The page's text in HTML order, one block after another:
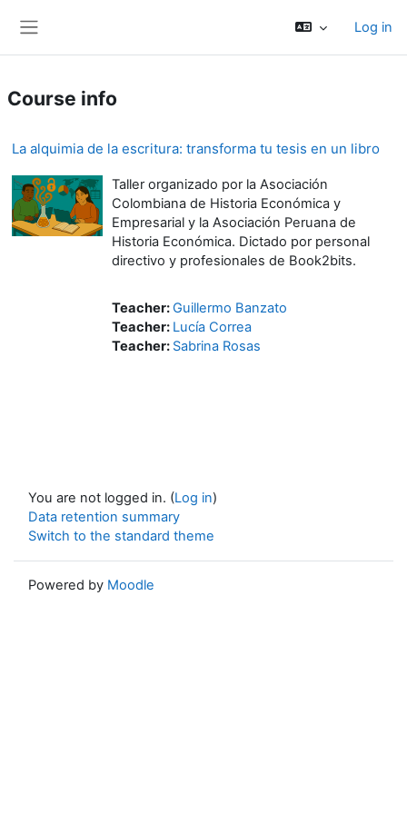
Log in
Course info
La alquimia de la escritura: transforma tu tesis en un libro
Taller organizado por la Asociación
Colombiana de Historia Económica y
Empresarial y la Asociación Peruana de
Historia Económica. Dictado por personal
directivo y profesionales de Book2bits.
Teacher:Guillermo Banzato
Teacher: Lucía Correa
Teacher: Sabrina Rosas
You are not logged in. (Log in)
Data retention summary
Switch to the standard theme
Powered by Moodle